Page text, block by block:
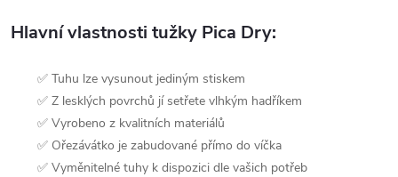
Hlavní vlastnosti tužky Pica Dry:
✅ Tuhu lze vysunout jediným stiskem
✅ Z lesklých povrchů jí setřete vlhkým hadříkem
✅ Vyrobeno z kvalitních materiálů
✅ Ořezávátko je zabudované přímo do víčka
✅ Vyměnitelné tuhy k dispozici dle vašich potřeb